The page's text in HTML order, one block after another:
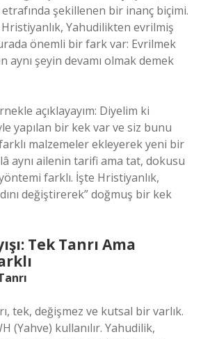
şekillenen bir inanç biçimi.
Yahudilikten evrilmiş
önemli bir fark var: Evrilmek
aynı şeyin devamı olmak demek
açıklayayım: Diyelim ki
yapılan bir kek var ve siz bunu
malzemeler ekleyerek yeni bir
aynı ailenin tarifi ama tat, dokusu
farklı. İşte Hristiyanlık,
değiştirerek” doğmuş bir kek
Tek Tanrı Ama
tek, değişmez ve kutsal bir varlık.
(Yahve) kullanılır. Yahudilik,